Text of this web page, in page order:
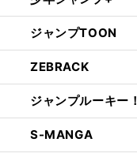
ジャンプTOON
ZEBRACK
ジャンプルーキー！
S-MANGA